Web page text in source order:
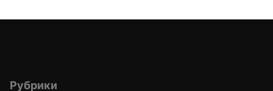
Рубрики